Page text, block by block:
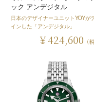
ック アンデジタル
日本のデザイナーユニットYOYが
インした「アンデジタル」
￥424,600 （